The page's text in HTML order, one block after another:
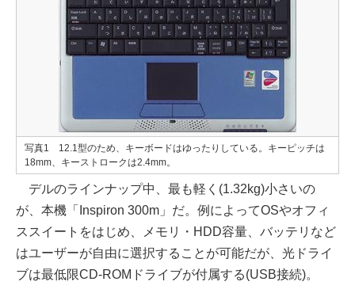
写真1 12.1型のため、キーボードはゆったりしている。キーピッチは
18mm、キーストロークは2.4mm。
デルのラインナップ中、最も軽く(1.32kg)小さいの
が、本機「Inspiron 300m」だ。例によってOSやオフィ
ススイートをはじめ、メモリ・HDD容量、バッテリなど
はユーザーが自由に選択することが可能だが、光ドライ
ブは最低限CD-ROMドライブが付属する(USB接続)。